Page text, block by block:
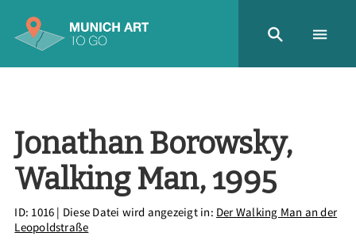
Jonathan Borowsky,
Walking Man, 1995
ID: 1016 | Diese Datei wird angezeigt in: Der Walking Man an der
Leopoldstraße